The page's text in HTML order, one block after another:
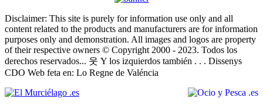
Disclaimer: This site is purely for information use only and all
content related to the products and manufacturers are for information
purposes only and demonstration. All images and logos are property
of their respective owners © Copyright 2000 - 2023. Todos los
derechos reservados... 웃 Y los izquierdos también . . . Dissenys
CDO Web feta en: Lo Regne de Valéncia